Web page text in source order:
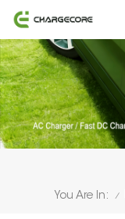
You Are In: /